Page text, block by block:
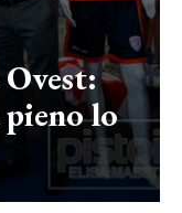
lo